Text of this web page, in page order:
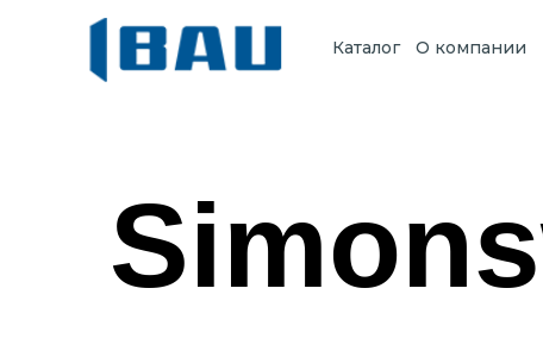
Каталог О компании